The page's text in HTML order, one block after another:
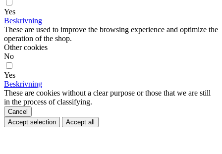
Yes
Beskrivning
These are used to improve the browsing experience and optimize the
operation of the shop.
Other cookies
No
Yes
Beskrivning
These are cookies without a clear purpose or those that we are still
in the process of classifying.
Cancel
Accept selection
Accept all